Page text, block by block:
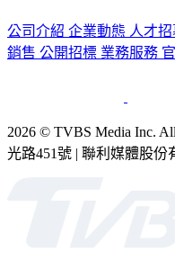
公司介紹 企業動態 人才
銷售 公開招標 業務服務
2026 © TVBS Media Inc.
光路451號 | 聯利媒體股份